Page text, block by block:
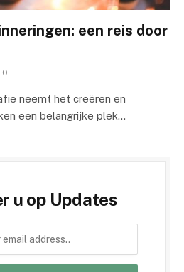
een reis door
0
neemt het creëren en
een belangrijke plek…
u op Updates